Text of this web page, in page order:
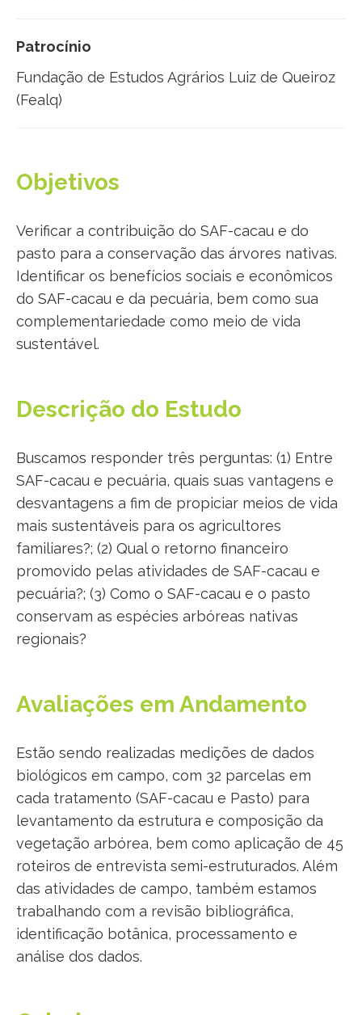
Patrocínio
Fundação de Estudos Agrários Luiz de Queiroz
(Fealq)
Objetivos
Verificar a contribuição do SAF-cacau e do
pasto para a conservação das árvores nativas.
Identificar os benefícios sociais e econômicos
do SAF-cacau e da pecuária, bem como sua
complementariedade como meio de vida
sustentável.
Descrição do Estudo
Buscamos responder três perguntas: (1) Entre
SAF-cacau e pecuária, quais suas vantagens e
desvantagens a fim de propiciar meios de vida
mais sustentáveis para os agricultores
familiares?; (2) Qual o retorno financeiro
promovido pelas atividades de SAF-cacau e
pecuária?; (3) Como o SAF-cacau e o pasto
conservam as espécies arbóreas nativas
regionais?
Avaliações em Andamento
Estão sendo realizadas medições de dados
biológicos em campo, com 32 parcelas em
cada tratamento (SAF-cacau e Pasto) para
levantamento da estrutura e composição da
vegetação arbórea, bem como aplicação de 45
roteiros de entrevista semi-estruturados. Além
das atividades de campo, também estamos
trabalhando com a revisão bibliográfica,
identificação botânica, processamento e
análise dos dados.